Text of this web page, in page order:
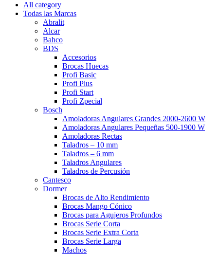
All category
Todas las Marcas
Abralit
Alcar
Bahco
BDS
Accesorios
Brocas Huecas
Profi Basic
Profi Plus
Profi Start
Profi Zpecial
Bosch
Amoladoras Angulares Grandes 2000-2600 W
Amoladoras Angulares Pequeñas 500-1900 W
Amoladoras Rectas
Taladros – 10 mm
Taladros – 6 mm
Taladros Angulares
Taladros de Percusión
Cantesco
Dormer
Brocas de Alto Rendimiento
Brocas Mango Cónico
Brocas para Agujeros Profundos
Brocas Serie Corta
Brocas Serie Extra Corta
Brocas Serie Larga
Machos